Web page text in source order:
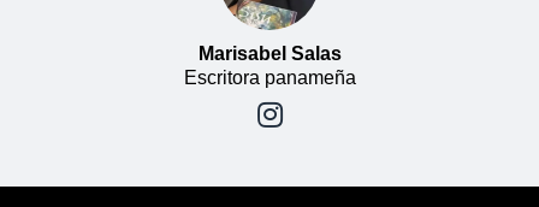
Marisabel Salas
Escritora panameña